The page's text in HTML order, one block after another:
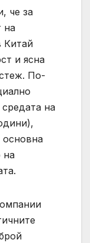
че за
на
Китай
и ясна
По-
на
основна
на